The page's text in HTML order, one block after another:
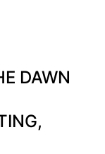
DAWN